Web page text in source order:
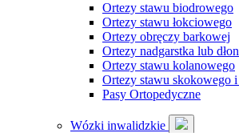
Ortezy stawu biodrowego
Ortezy stawu łokciowego
Ortezy obręczy barkowej
Ortezy nadgarstka lub
Ortezy stawu kolanowego
Ortezy stawu skokowego
Pasy Ortopedyczne
Wózki inwalidzkie